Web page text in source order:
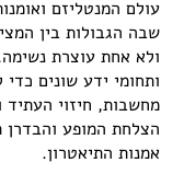
עולם המנטליזם
שבה הגבולות בין
ולא אחת עוצרת
ותחומי ידע שונים
מחשבות, חיזוי
הצלחת המופע והבדרן
אמנות התיאטרון.